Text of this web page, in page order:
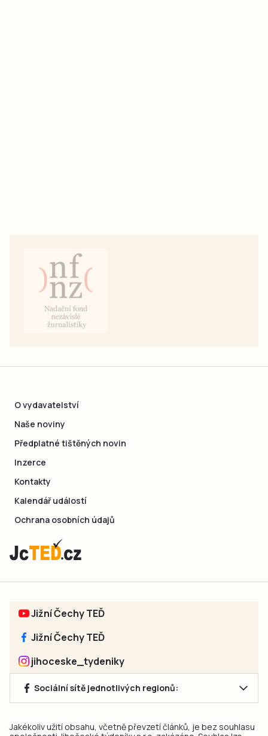
O vydavatelství
Naše noviny
Předplatné tištěných novin
Inzerce
Kontakty
Kalendář událostí
Ochrana osobních údajů
Jižní Čechy TEĎ
Jižní Čechy TEĎ
jihoceske_tydeniky
Sociální sítě jednotlivých regionů:
Jakékoliv užití obsahu, včetně převzetí článků, je bez souhlasu